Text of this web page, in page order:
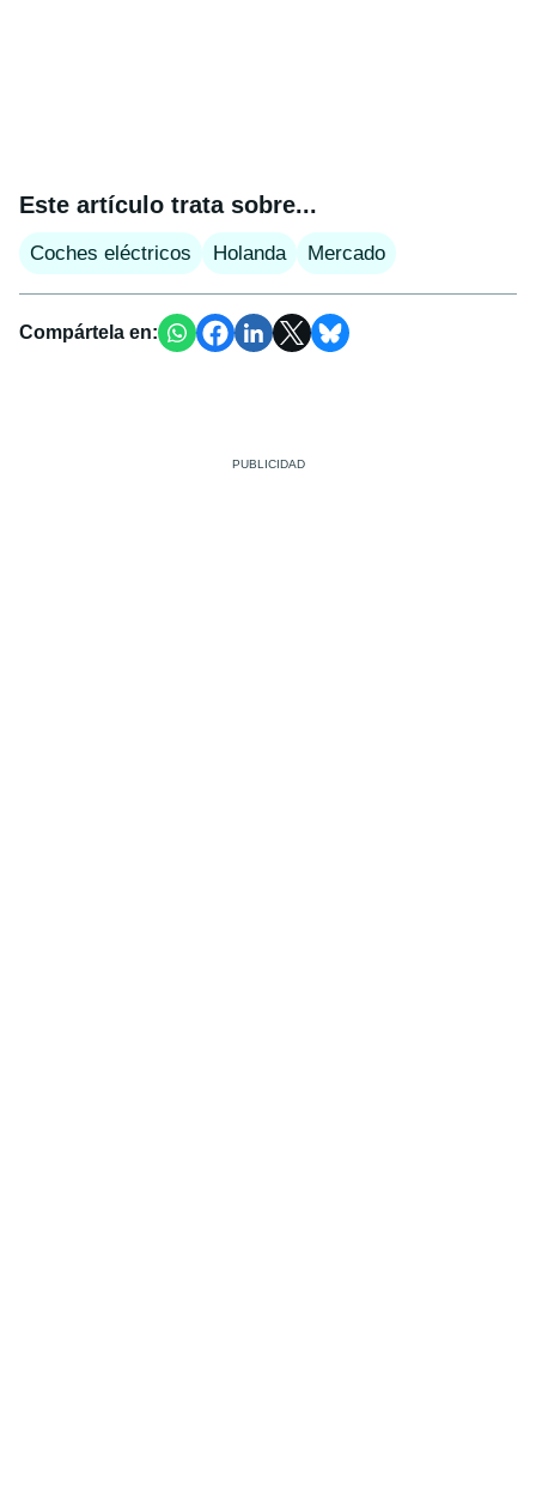
Este artículo trata sobre...
Coches eléctricos Holanda Mercado
Compártela en: